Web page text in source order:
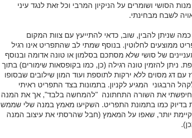
הסושי ושומרים על הניקיון המרבי וכל זאת לנגד עיני
לשבח מבחינתי.
שניתן להבין, שוב, כדאי להתייעץ עם צוות המקום
ממוצעים לחלוטין. בנוסף שמתי לב שהתפריט אינו רגיל
של סושי שלא מסתכם בסלמון או טונה אדומה ובנוסף
ניתן להזמין טונה רגילה (כן, כמו בקופסאות שימורים) בתוך
עם דג מסוים ללא ירקות לתוספת ועוד המון שילובים שבסופו
הרבגוני המגיע לקניון. בתמונות בצד התפריט ראיתי
חיפשתי את השורה התחתונה "להמחשה בלבד", אך את המנה
בדיוק כמו בתמונת התפריט. השקיעו מאמץ במנה שלי שממש
יותר, שאפו על המאמץ (חבל שהרסתי את עיצוב המנה